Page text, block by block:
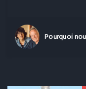
Pourquoi